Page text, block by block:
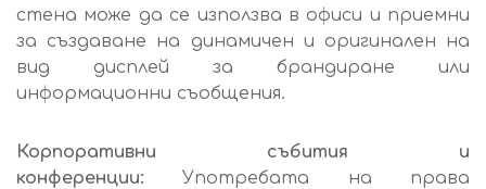
стена може да се използва в офиси и приемни
за създаване на динамичен и оригинален на
вид дисплей за брандиране или
информационни съобщения.
Корпоративни събития и
конференции: Употребата на права